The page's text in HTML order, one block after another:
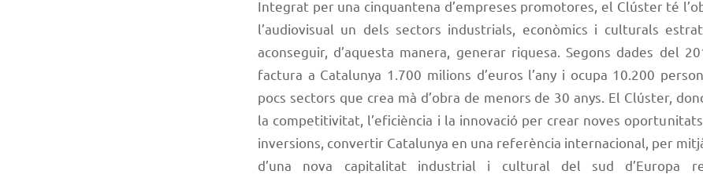
Integrat per una cinquantena d’empreses promotores, el Clúster té
l’audiovisual un dels sectors industrials, econòmics i culturals
aconseguir, d’aquesta manera, generar riquesa. Segons dades del
factura a Catalunya 1.700 milions d’euros l’any i ocupa 10.200
pocs sectors que crea mà d’obra de menors de 30 anys. El Clúster,
la competitivitat, l’eficiència i la innovació per crear noves
inversions, convertir Catalunya en una referència internacional, per
d’una nova capitalitat industrial i cultural del sud d’Europa